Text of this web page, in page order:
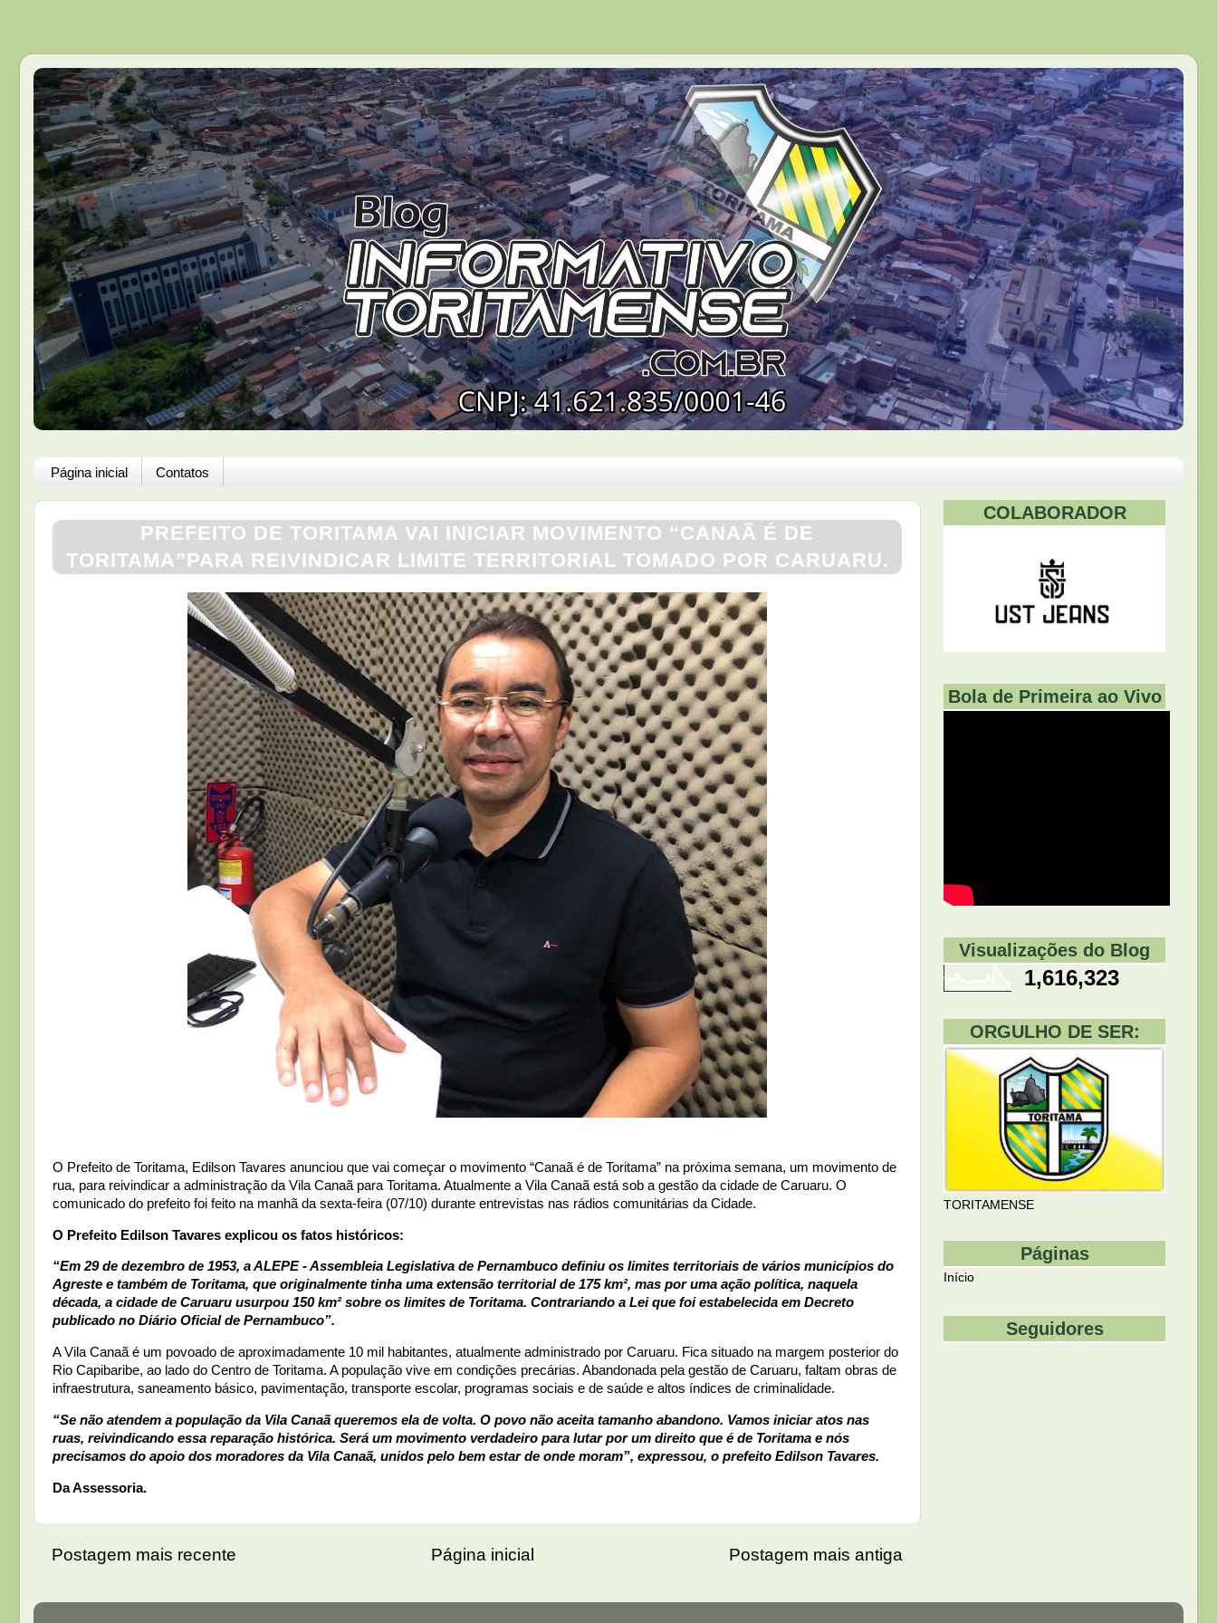
Página inicial Contatos
PREFEITO DE TORITAMA VAI INICIAR MOVIMENTO “CANAÃ É DE
TORITAMA”PARA REIVINDICAR LIMITE TERRITORIAL TOMADO POR CARUARU.
O Prefeito de Toritama, Edilson Tavares anunciou que vai começar o movimento “Canaã é de Toritama” na próxima semana, um movimento de
rua, para reivindicar a administração da Vila Canaã para Toritama. Atualmente a Vila Canaã está sob a gestão da cidade de Caruaru. O
comunicado do prefeito foi feito na manhã da sexta-feira (07/10) durante entrevistas nas rádios comunitárias da Cidade.
O Prefeito Edilson Tavares explicou os fatos históricos:
“Em 29 de dezembro de 1953, a ALEPE - Assembleia Legislativa de Pernambuco definiu os limites territoriais de vários municípios do
Agreste e também de Toritama, que originalmente tinha uma extensão territorial de 175 km², mas por uma ação política, naquela
década, a cidade de Caruaru usurpou 150 km² sobre os limites de Toritama. Contrariando a Lei que foi estabelecida em Decreto
publicado no Diário Oficial de Pernambuco”.
A Vila Canaã é um povoado de aproximadamente 10 mil habitantes, atualmente administrado por Caruaru. Fica situado na margem posterior do
Rio Capibaribe, ao lado do Centro de Toritama. A população vive em condições precárias. Abandonada pela gestão de Caruaru, faltam obras de
infraestrutura, saneamento básico, pavimentação, transporte escolar, programas sociais e de saúde e altos índices de criminalidade.
“Se não atendem a população da Vila Canaã queremos ela de volta. O povo não aceita tamanho abandono. Vamos iniciar atos nas
ruas, reivindicando essa reparação histórica. Será um movimento verdadeiro para lutar por um direito que é de Toritama e nós
precisamos do apoio dos moradores da Vila Canaã, unidos pelo bem estar de onde moram”, expressou, o prefeito Edilson Tavares.
Da Assessoria.
Postagem mais recente Postagem mais antiga
Página inicial
COLABORADOR
Bola de Primeira ao Vivo
Visualizações do Blog
1,616,323
ORGULHO DE SER:
TORITAMENSE
Páginas
Início
Seguidores